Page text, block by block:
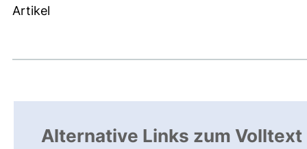
Artikel
Alternative Links zum Volltext